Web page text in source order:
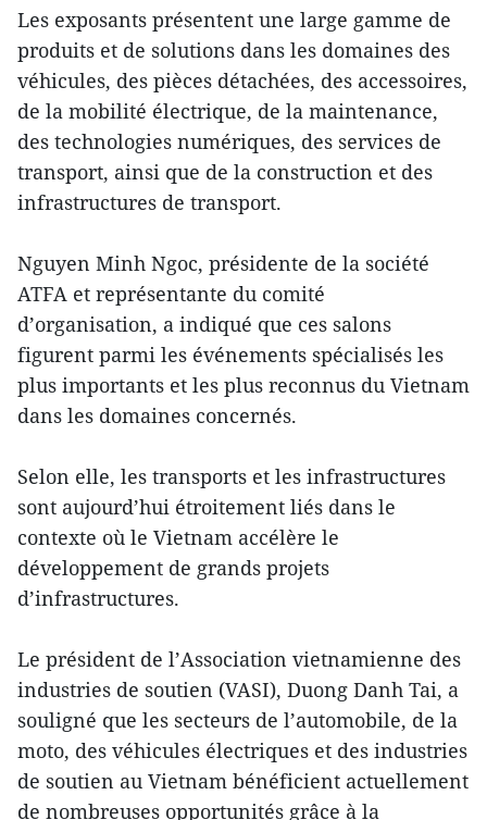
Les exposants présentent une large gamme de
produits et de solutions dans les domaines des
véhicules, des pièces détachées, des accessoires,
de la mobilité électrique, de la maintenance,
des technologies numériques, des services de
transport, ainsi que de la construction et des
infrastructures de transport.
Nguyen Minh Ngoc, présidente de la société
ATFA et représentante du comité
d’organisation, a indiqué que ces salons
figurent parmi les événements spécialisés les
plus importants et les plus reconnus du Vietnam
dans les domaines concernés.
Selon elle, les transports et les infrastructures
sont aujourd’hui étroitement liés dans le
contexte où le Vietnam accélère le
développement de grands projets
d’infrastructures.
Le président de l’Association vietnamienne des
industries de soutien (VASI), Duong Danh Tai, a
souligné que les secteurs de l’automobile, de la
moto, des véhicules électriques et des industries
de soutien au Vietnam bénéficient actuellement
de nombreuses opportunités grâce à la